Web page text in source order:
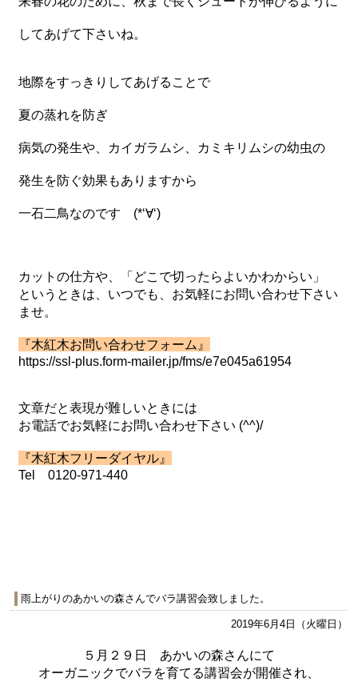
してあげて下さいね。
地際をすっきりしてあげることで
夏の蒸れを防ぎ
病気の発生や、カイガラムシ、カミキリムシの幼虫の
発生を防ぐ効果もありますから
一石二鳥なのです (*‘∀‘)
カットの仕方や、「どこで切ったらよいかわからい」
というときは、いつでも、お気軽にお問い合わせ下さい
ませ。
『木紅木お問い合わせフォーム』
https://ssl-plus.form-mailer.jp/fms/e7e045a61954
文章だと表現が難しいときには
お電話でお気軽にお問い合わせ下さい (^^)/
『木紅木フリーダイヤル』
Tel 0120-971-440
雨上がりのあかいの森さんでバラ講習会致しました。
2019年6月4日（火曜日）
５月２９日 あかいの森さんにて
オーガニックでバラを育てる講習会が開催され、